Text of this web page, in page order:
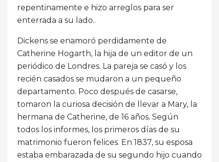
repentinamente e hizo arreglos para ser
enterrada a su lado..
Dickens se enamoró perdidamente de
Catherine Hogarth, la hija de un editor de un
periódico de Londres. La pareja se casó y los
recién casados ​​se mudaron a un pequeño
departamento. Poco después de casarse,
tomaron la curiosa decisión de llevar a Mary, la
hermana de Catherine, de 16 años. Según
todos los informes, los primeros días de su
matrimonio fueron felices. En 1837, su esposa
estaba embarazada de su segundo hijo cuando